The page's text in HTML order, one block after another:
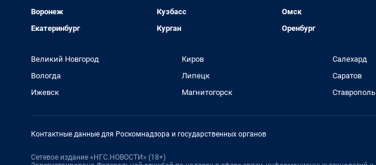
Воронеж
Екатеринбург
Кузбасс
Курган
Омск
Оренбург
Великий Новгород
Вологда
Ижевск
Киров
Липецк
Магнитогорск
Салехард
Саратов
Ставрополь
Контактные данные для Роскомнадзора и государственных органов
Сетевое издание «НГС.НОВОСТИ» (18+)